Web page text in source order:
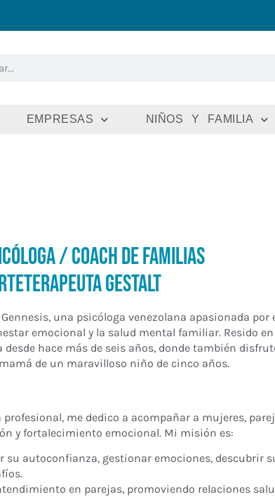
EMPRESAS NIÑOS Y FAMILIA
/ Coach de Familias
Gestalt
Gennesis, una psicóloga venezolana apasionada por
emocional y la salud mental familiar. Resido en
desde hace más de seis años, donde también
de un maravilloso niño de cinco años.
me dedico a acompañar a mujeres,
y fortalecimiento emocional. Mi misión es:
su autoconfianza, gestionar emociones, descubrir
en parejas, promoviendo relaciones